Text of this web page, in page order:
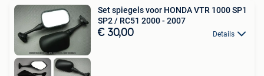
Set spiegels voor HONDA VTR 1000 SP1
SP2 / RC51 2000 - 2007
€ 30,00 Details